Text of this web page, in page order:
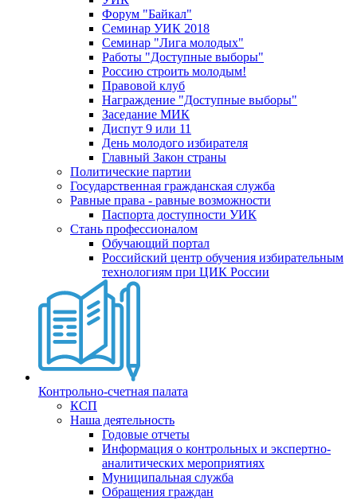
Форум "Байкал"
Семинар УИК 2018
Семинар "Лига молодых"
Работы "Доступные выборы"
Россию строить молодым!
Правовой клуб
Награждение "Доступные выборы"
Заседание МИК
Диспут 9 или 11
День молодого избирателя
Главный Закон страны
Политические партии
Государственная гражданская служба
Равные права - равные возможности
Паспорта доступности УИК
Стань профессионалом
Обучающий портал
Российский центр обучения избирательным
технологиям при ЦИК России
Контрольно-счетная палата
КСП
Наша деятельность
Годовые отчеты
Информация о контрольных и экспертно-
аналитических мероприятиях
Муниципальная служба
Обращения граждан